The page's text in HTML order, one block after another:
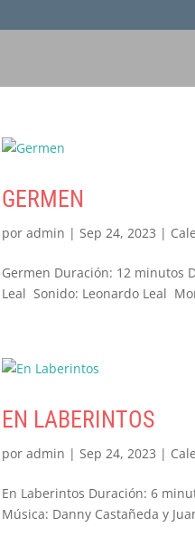
GERMEN
poradmin |Sep 24, 2023 |
Germen Duración: 12 minutos
Leal Sonido: Leonardo Leal
EN LABERINTOS
poradmin |Sep 24, 2023 |
En Laberintos Duración: 6
Música: Danny Castañeda y